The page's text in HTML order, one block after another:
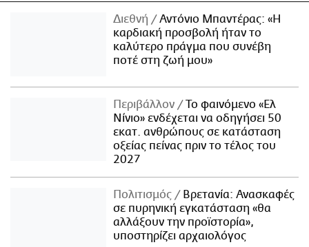
Διεθνή
Αντόνιο Μπαντέρας: «Η
καρδιακή προσβολή ήταν το
καλύτερο πράγμα που συνέβη
ποτέ στη ζωή μου»
Περιβάλλον
Το φαινόμενο «Ελ
Νίνιο» ενδέχεται να οδηγήσει 50
εκατ. ανθρώπους σε κατάσταση
οξείας πείνας πριν το τέλος του
2027
Πολιτισμός
Βρετανία: Ανασκαφές
σε πυρηνική εγκατάσταση «θα
αλλάξουν την προϊστορία»,
υποστηρίζει αρχαιολόγος